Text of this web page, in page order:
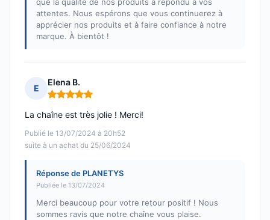
attentes. Nous espérons que vous continuerez à
apprécier nos produits et à faire confiance à notre
marque. À bientôt !
E
Elena B.
Note : 5 sur 5
Publié le 13/07/2024 à 20h52
suite à un achat du 25/06/2024
La chaîne est très jolie ! Merci!
Réponse de PLANETYS
Publiée le 13/07/2024
Merci beaucoup pour votre retour positif ! Nous
sommes ravis que notre chaîne vous plaise.